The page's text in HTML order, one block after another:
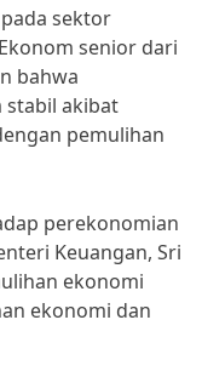
sektor
senior dari
bahwa
stabil akibat
pemulihan
perekonomian
Keuangan, Sri
ekonomi
ekonomi dan